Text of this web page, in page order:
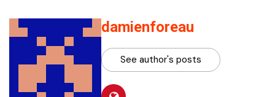
damienforeau
See author's posts